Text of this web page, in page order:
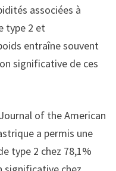
associées à
type 2 et
entraîne souvent
significative de ces
of the American
a permis une
type 2 chez 78,1%